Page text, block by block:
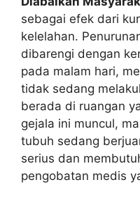
sebagai efek dari
kelelahan.
dibarengi dengan
pada malam hari,
tidak sedang
berada di ruangan
gejala ini muncul,
tubuh sedang
serius dan
pengobatan medis